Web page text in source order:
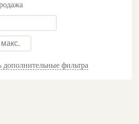
дополнительные фильтра